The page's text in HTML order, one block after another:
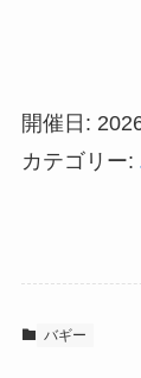
開催日:
カテゴリー:
バギー